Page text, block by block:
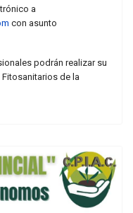
a
con asunto
podrán realizar su
de la